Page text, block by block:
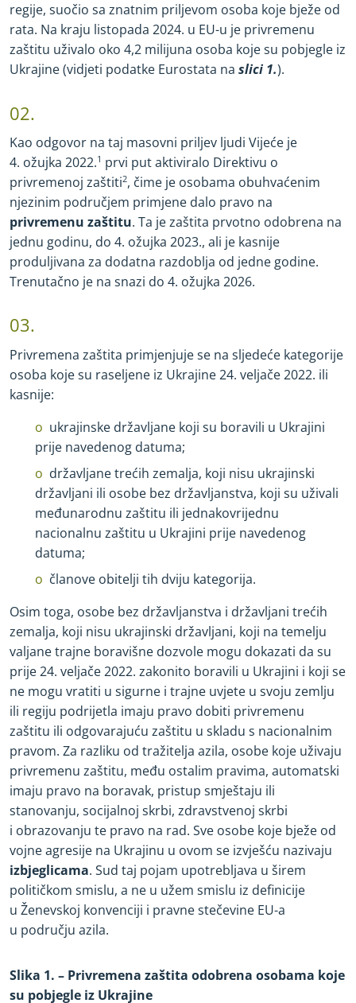
regije, suočio sa znatnim priljevom osoba koje bježe od
rata. Na kraju listopada 2024. u EU-u je privremenu
zaštitu uživalo oko 4,2 milijuna osoba koje su pobjegle iz
Ukrajine (vidjeti podatke Eurostata na slici 1.).
02.
Kao odgovor na taj masovni priljev ljudi Vijeće je
4. ožujka 2022.1 prvi put aktiviralo Direktivu o
privremenoj zaštiti2, čime je osobama obuhvaćenim
njezinim područjem primjene dalo pravo na
privremenu zaštitu. Ta je zaštita prvotno odobrena na
jednu godinu, do 4. ožujka 2023., ali je kasnije
produljivana za dodatna razdoblja od jedne godine.
Trenutačno je na snazi do 4. ožujka 2026.
03.
Privremena zaštita primjenjuje se na sljedeće kategorije
osoba koje su raseljene iz Ukrajine 24. veljače 2022. ili
kasnije:
ukrajinske državljane koji su boravili u Ukrajini
prije navedenog datuma;
državljane trećih zemalja, koji nisu ukrajinski
državljani ili osobe bez državljanstva, koji su uživali
međunarodnu zaštitu ili jednakovrijednu
nacionalnu zaštitu u Ukrajini prije navedenog
datuma;
članove obitelji tih dviju kategorija.
Osim toga, osobe bez državljanstva i državljani trećih
zemalja, koji nisu ukrajinski državljani, koji na temelju
valjane trajne boravišne dozvole mogu dokazati da su
prije 24. veljače 2022. zakonito boravili u Ukrajini i koji se
ne mogu vratiti u sigurne i trajne uvjete u svoju zemlju
ili regiju podrijetla imaju pravo dobiti privremenu
zaštitu ili odgovarajuću zaštitu u skladu s nacionalnim
pravom. Za razliku od tražitelja azila, osobe koje uživaju
privremenu zaštitu, među ostalim pravima, automatski
imaju pravo na boravak, pristup smještaju ili
stanovanju, socijalnoj skrbi, zdravstvenoj skrbi
i obrazovanju te pravo na rad. Sve osobe koje bježe od
vojne agresije na Ukrajinu u ovom se izvješću nazivaju
izbjeglicama. Sud taj pojam upotrebljava u širem
političkom smislu, a ne u užem smislu iz definicije
u Ženevskoj konvenciji i pravne stečevine EU-a
u području azila.
Slika 1. – Privremena zaštita odobrena osobama koje
su pobjegle iz Ukrajine